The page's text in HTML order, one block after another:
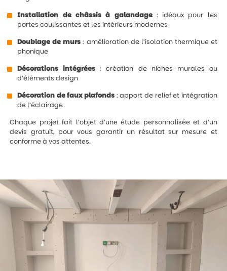
Installation de châssis à galandage: idéaux pour les
portes coulissantes et les intérieurs modernes
Doublage de murs : amélioration de l’isolation thermique et
phonique
Décorations intégrées : création de niches murales ou
d’éléments design
Décoration de faux plafonds : apport de relief et intégration
de l’éclairage
Chaque projet fait l’objet d’une étude personnalisée et d’un
devis gratuit, pour vous garantir un résultat sur mesure et
conforme à vos attentes.